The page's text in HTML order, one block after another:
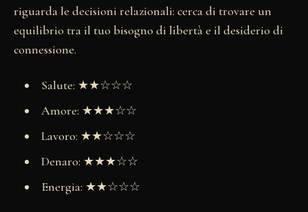
riguarda le decisioni relazionali: cerca di trovare un
equilibrio tra il tuo bisogno di libertà e il desiderio di
connessione.
Salute: ★★☆☆☆
Amore: ★★★☆☆
Lavoro: ★★☆☆☆
Denaro: ★★★☆☆
Energia: ★★☆☆☆